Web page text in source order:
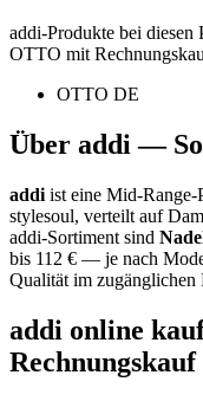
addi-Produkte bei diesen
OTTO mit
OTTO DE
Über addi—
addi ist eine Mid-Range-
stylesoul, verteilt auf
addi-Sortiment sind
bis 112 € — je nach
Qualität im zugänglichen
addi online